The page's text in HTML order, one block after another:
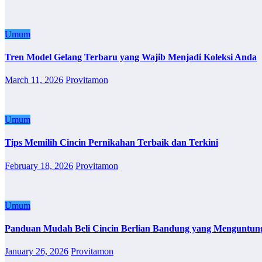
Umum
Tren Model Gelang Terbaru yang Wajib Menjadi Koleksi Anda
March 11, 2026 Provitamon
Umum
Tips Memilih Cincin Pernikahan Terbaik dan Terkini
February 18, 2026 Provitamon
Umum
Panduan Mudah Beli Cincin Berlian Bandung yang
January 26, 2026 Provitamon